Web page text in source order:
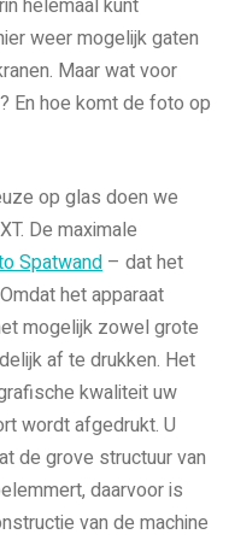
helemaal kunt
weer mogelijk gaten
Maar wat voor
En hoe komt de foto op
op glas doen we
De maximale
Spatwand – dat het
het apparaat
mogelijk zowel grote
af te drukken. Het
kwaliteit uw
wordt afgedrukt. U
de grove structuur van
daarvoor is
van de machine